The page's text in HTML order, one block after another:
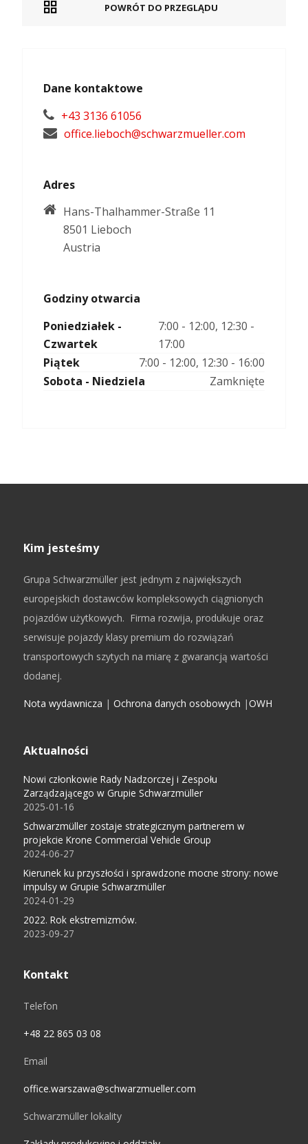
POWRÓT DO PRZEGLĄDU
Dane kontaktowe
+43 3136 61056
office.lieboch@schwarzmueller.com
Adres
Hans-Thalhammer-Straße 11
8501 Lieboch
Austria
Godziny otwarcia
Poniedziałek -
Czwartek
7:00 - 12:00, 12:30 -
17:00
Piątek
7:00 - 12:00, 12:30 - 16:00
Sobota - Niedziela
Zamknięte
Kim jesteśmy
Grupa Schwarzmüller jest jednym z największych
europejskich dostawców kompleksowych ciągnionych
pojazdów użytkowych. Firma rozwija, produkuje oraz
serwisuje pojazdy klasy premium do rozwiązań
transportowych szytych na miarę z gwarancją wartości
dodanej.
Nota wydawnicza | Ochrona danych osobowych |OWH
Aktualności
Nowi członkowie Rady Nadzorczej i Zespołu
Zarządzającego w Grupie Schwarzmüller
2025-01-16
Schwarzmüller zostaje strategicznym partnerem w
projekcie Krone Commercial Vehicle Group
2024-06-27
Kierunek ku przyszłości i sprawdzone mocne strony: nowe
impulsy w Grupie Schwarzmüller
2024-01-29
2022. Rok ekstremizmów.
2023-09-27
Kontakt
Telefon
+48 22 865 03 08
Email
office.warszawa@schwarzmueller.com
Schwarzmüller lokality